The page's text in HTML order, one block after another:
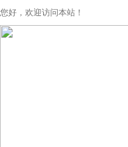
您好，欢迎访问本站！